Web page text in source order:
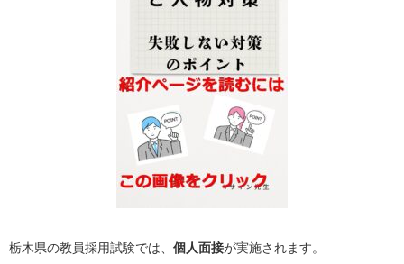
栃木県の教員採用試験では、 個人面接が実施されます。